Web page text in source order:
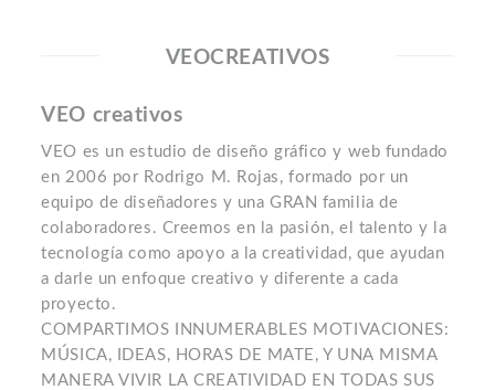
VEOCREATIVOS
VEO creativos
VEO es un estudio de diseño gráfico y web fundado
en 2006 por Rodrigo M. Rojas, formado por un
equipo de diseñadores y una GRAN familia de
colaboradores. Creemos en la pasión, el talento y la
tecnología como apoyo a la creatividad, que ayudan
a darle un enfoque creativo y diferente a cada
proyecto.
COMPARTIMOS INNUMERABLES MOTIVACIONES:
MÚSICA, IDEAS, HORAS DE MATE, Y UNA MISMA
MANERA VIVIR LA CREATIVIDAD EN TODAS SUS